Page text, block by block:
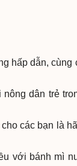
hấp dẫn, cùng
dân trẻ
các bạn là
với bánh mì